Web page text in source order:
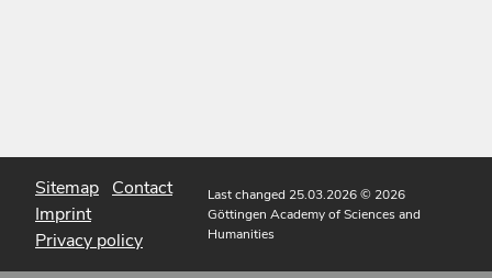
Sitemap Contact
Imprint
Privacy policy
Last changed 25.03.2026© 2026
Göttingen Academy of Sciences and
Humanities